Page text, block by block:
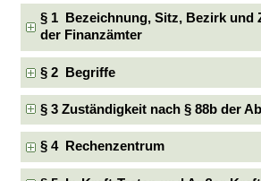
§ 1 Bezeichnung, Sitz, Bezirk und
der Finanzämter
§ 2 Begriffe
§ 3 Zuständigkeit nach § 88b der
§ 4 Rechenzentrum